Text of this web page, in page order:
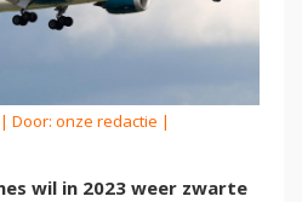
Door: onze redactie |
wil in 2023 weer zwarte